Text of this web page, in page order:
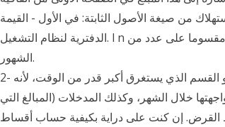
من صيغة الأصول الثابتة: في الأول - القيمة
الدفترية لنظام التشغيل. l n لحساب المدفوعات الشهرية من الاستهلاك السنوي مقسوما على عدد من
الشهور.
2- خطط جيداً لتسجيل المدخلات والمخرجات. هذا الجزء هو القسم الذي يستغرق أكبر قدر من الوقت، لأنه
خلال الشهر، وكذلك المدخلات (المبالغ التي
إن كنت على دراية بكيفية حساب أقساط